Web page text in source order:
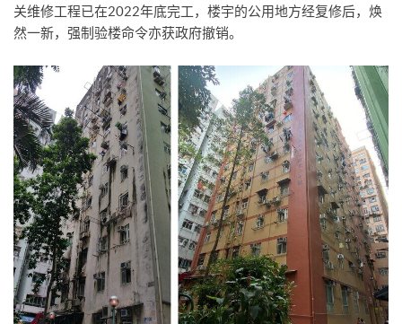
关维修工程已在2022年底完工，楼宇的公用地方经复修后，焕
然一新，强制验楼命令亦获政府撤销。